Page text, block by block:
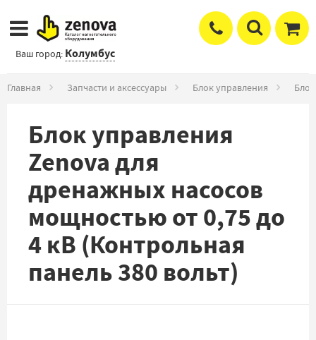
Ваш город: Колумбус
Главная Запчасти и аксессуары Блок управления
Блок управления
Zenova для
дренажных насосов
мощностью от 0,75 до
4 кВ (Контрольная
панель 380 вольт)